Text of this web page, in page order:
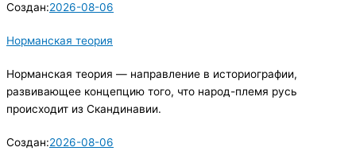
Создан:2026-08-06
Норманская теория
Норманская теория — направление в историографии,
развивающее концепцию того, что народ-племя русь
происходит из Скандинавии.
Создан:2026-08-06